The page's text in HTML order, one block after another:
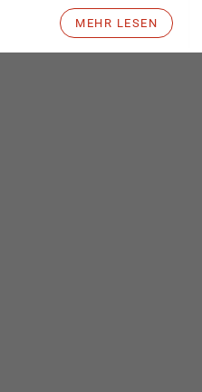
MEHR LESEN